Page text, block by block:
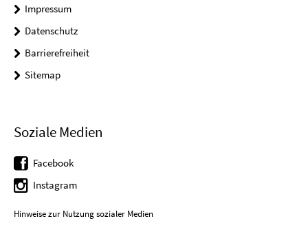
Impressum
Datenschutz
Barrierefreiheit
Sitemap
Soziale Medien
Facebook
Instagram
Hinweise zur Nutzung sozialer Medien